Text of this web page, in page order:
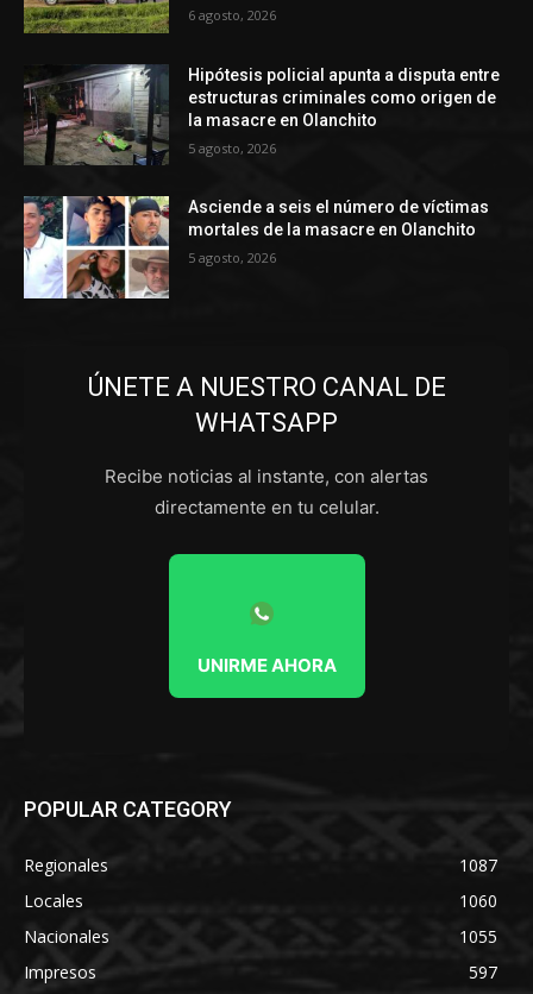
6 agosto, 2026
Hipótesis policial apunta a disputa entre
estructuras criminales como origen de
la masacre en Olanchito
5 agosto, 2026
Asciende a seis el número de víctimas
mortales de la masacre en Olanchito
5 agosto, 2026
ÚNETE A NUESTRO CANAL DE
WHATSAPP
Recibe noticias al instante, con alertas
directamente en tu celular.
UNIRME AHORA
POPULAR CATEGORY
Regionales
1087
Locales
1060
Nacionales
1055
Impresos
597